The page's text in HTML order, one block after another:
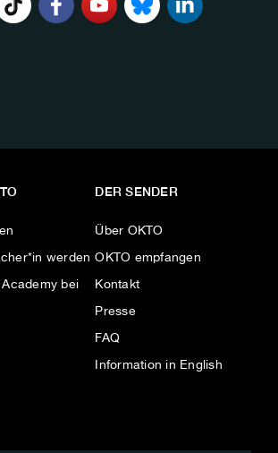
werden
Academy bei
DER SENDER
Über OKTO
OKTO empfangen
Kontakt
Presse
FAQ
Information in English